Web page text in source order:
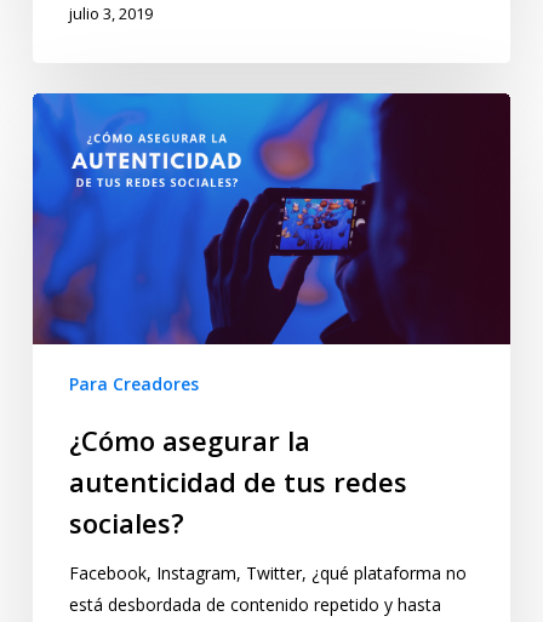
julio 3, 2019
Para Creadores
¿Cómo asegurar la
autenticidad de tus redes
sociales?
Facebook, Instagram, Twitter, ¿qué plataforma no
está desbordada de contenido repetido y hasta